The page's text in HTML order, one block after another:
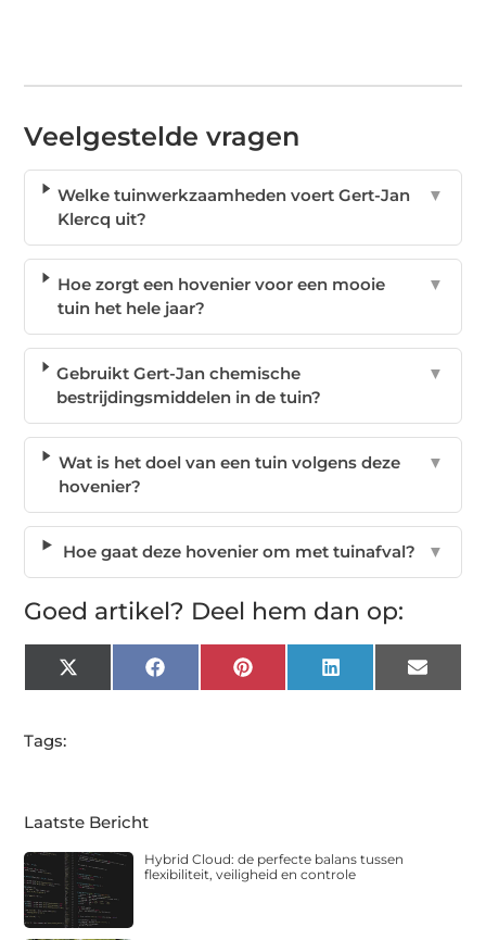
Veelgestelde vragen
Welke tuinwerkzaamheden voert Gert-Jan
Klercq uit?
▼
Hoe zorgt een hovenier voor een mooie
tuin het hele jaar?
▼
Gebruikt Gert-Jan chemische
bestrijdingsmiddelen in de tuin?
▼
Wat is het doel van een tuin volgens deze
hovenier?
▼
Hoe gaat deze hovenier om met tuinafval? ▼
Goed artikel? Deel hem dan op:
X
(Twitter)
FacebookPinterest LinkedIn Email
Tags:
Laatste Bericht
Hybrid Cloud: de perfecte balans tussen
flexibiliteit, veiligheid en controle